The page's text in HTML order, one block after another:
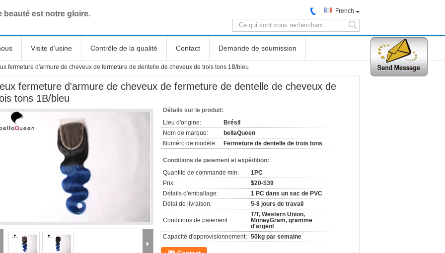
beauté est notre gloire. French
search
Visite d'usine Contrôle de la qualité Contact Demande de soumission
fermeture d'armure de cheveux de fermeture de dentelle de cheveux de trois tons 1B/bleu
fermeture d'armure de cheveux de fermeture de dentelle de cheveux de
tons 1B/bleu
Détails sur le produit:
Lieu d'origine:
Brésil
Nom de marque:
bellaQueen
Numéro de modèle:
Fermeture de dentelle de trois tons
Conditions de paiement et expédition:
Quantité de commande min:
1PC
Prix:
$20-$39
Détails d'emballage:
1 PC dans un sac de PVC
Délai de livraison:
5-8 jours de travail
Conditions de paiement:
T/T, Western Union,
MoneyGram, gramme
d'argent
Capacité d'approvisionnement: 50kg par semaine